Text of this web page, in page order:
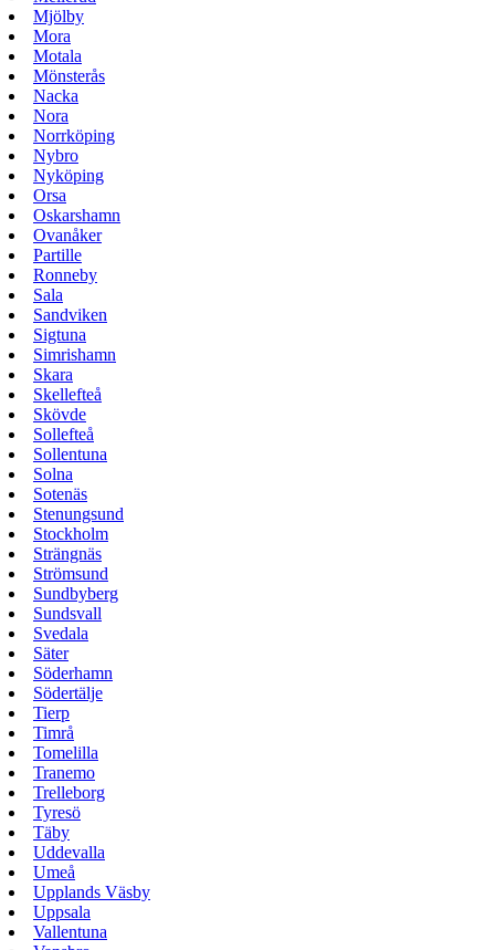
Mjölby
Mora
Motala
Mönsterås
Nacka
Nora
Norrköping
Nybro
Nyköping
Orsa
Oskarshamn
Ovanåker
Partille
Ronneby
Sala
Sandviken
Sigtuna
Simrishamn
Skara
Skellefteå
Skövde
Sollefteå
Sollentuna
Solna
Sotenäs
Stenungsund
Stockholm
Strängnäs
Strömsund
Sundbyberg
Sundsvall
Svedala
Säter
Söderhamn
Södertälje
Tierp
Timrå
Tomelilla
Tranemo
Trelleborg
Tyresö
Täby
Uddevalla
Umeå
Upplands Väsby
Uppsala
Vallentuna